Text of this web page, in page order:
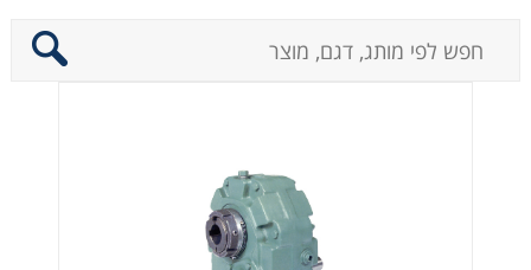
מקשרים, מצמדים ובלמים
שרשראות, גלגלי שרשרת וגלגלי שיניים